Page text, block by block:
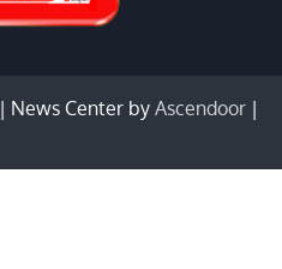
| News Center by Ascendoor |